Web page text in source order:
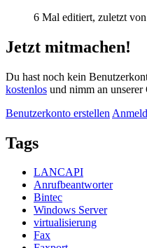
6 Mal editiert, zuletzt von
Jetzt mitmachen!
Du hast noch kein
kostenlos und nimm an
Benutzerkonto erstellen
Tags
LANCAPI
Anrufbeantworter
Bintec
Windows Server
virtualisierung
Fax